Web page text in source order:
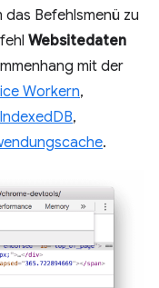
das Befehlsmenü zu
Websitedaten
mit der
Workern,
IndexedDB,
.